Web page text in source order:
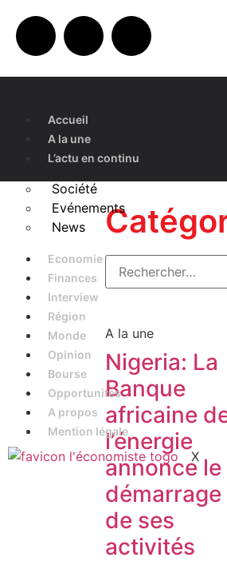
Accueil
A la une
L’actu en continu
Société
Evénements
News
Economie
Finances
Interview
Région
Monde
Opinion
Bourse
Opportunités
A propos
Mention légale
X
A la une
Nigeria: La
Banque
africaine
l’énergie
annonce le
démarrage
de ses
activités